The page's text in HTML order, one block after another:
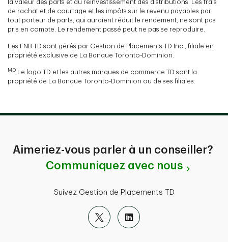
la valeur des parts et du réinvestissement des distributions. Les frais
de rachat et de courtage et les impôts sur le revenu payables par
tout porteur de parts, qui auraient réduit le rendement, ne sont pas
pris en compte. Le rendement passé peut ne pas se reproduire.
Les FNB TD sont gérés par Gestion de Placements TD Inc., filiale en
propriété exclusive de La Banque Toronto-Dominion.
MD Le logo TD et les autres marques de commerce TD sont la
propriété de La Banque Toronto-Dominion ou de ses filiales.
Aimeriez-vous parler à un conseiller?
Communiquez avec nous
Suivez Gestion de Placements TD